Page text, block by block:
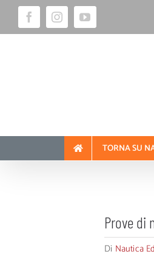
Salta
FacebookInstagramYouTube
TORNA SU
Prove di
Di Nautica